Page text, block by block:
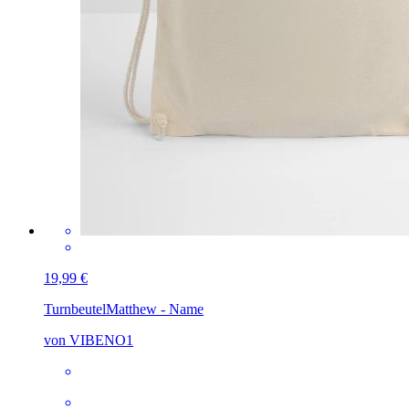
19,99 €
TurnbeutelMatthew - Name
von VIBENO1